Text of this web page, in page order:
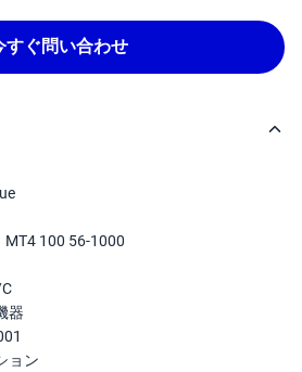
すぐ問い合わせ
MT4 100 56-1000
器
ョン